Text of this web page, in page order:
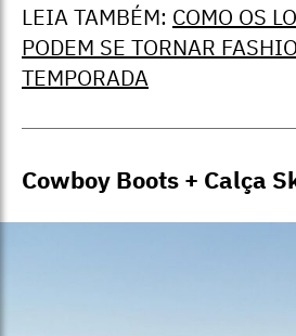
LEIA TAMBÉM: COMO OS
PODEM SE TORNAR
TEMPORADA
Cowboy Boots + Calça